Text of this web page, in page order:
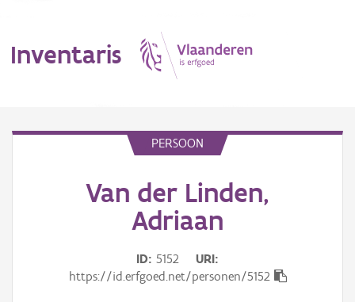
Inventaris
PERSOON
Van der Linden,
Adriaan
ID 5152
URI
https://id.erfgoed.net/personen/5152